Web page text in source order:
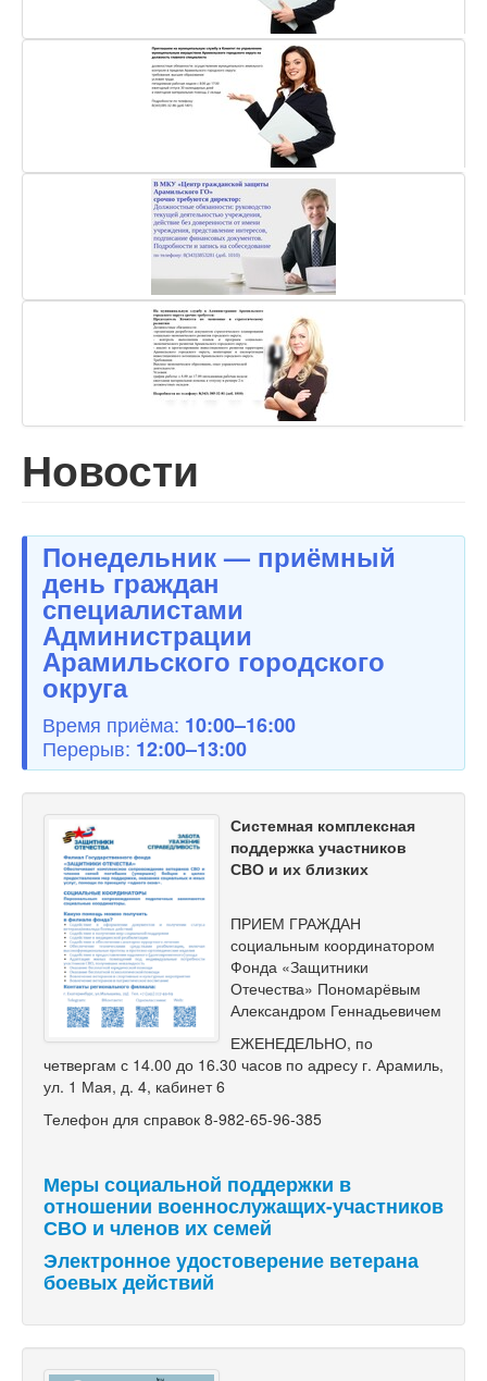
Новости
Понедельник — приёмный
день граждан
специалистами
Администрации
Арамильского городского
округа
Время приёма: 10:00–16:00
Перерыв: 12:00–13:00
Системная комплексная
поддержка участников
СВО и их близких
ПРИЕМ ГРАЖДАН
социальным координатором
Фонда «Защитники
Отечества» Пономарёвым
Александром Геннадьевичем
ЕЖЕНЕДЕЛЬНО, по
четвергам с 14.00 до 16.30 часов по адресу г. Арамиль,
ул. 1 Мая, д. 4, кабинет 6
Телефон для справок 8-982-65-96-385
Меры социальной поддержки в
отношении военнослужащих-участников
СВО и членов их семей
Электронное удостоверение ветерана
боевых действий